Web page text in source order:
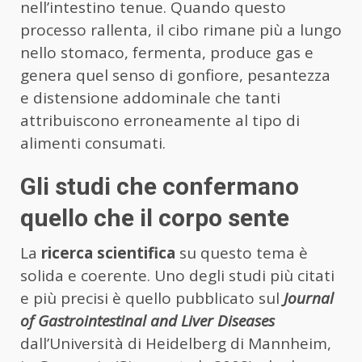
nell’intestino tenue. Quando questo
processo rallenta, il cibo rimane più a lungo
nello stomaco, fermenta, produce gas e
genera quel senso di gonfiore, pesantezza
e distensione addominale che tanti
attribuiscono erroneamente al tipo di
alimenti consumati.
Gli studi che confermano
quello che il corpo sente
La ricerca scientifica su questo tema è
solida e coerente. Uno degli studi più citati
e più precisi è quello pubblicato sul Journal
of Gastrointestinal and Liver Diseases
dall’Università di Heidelberg di Mannheim,